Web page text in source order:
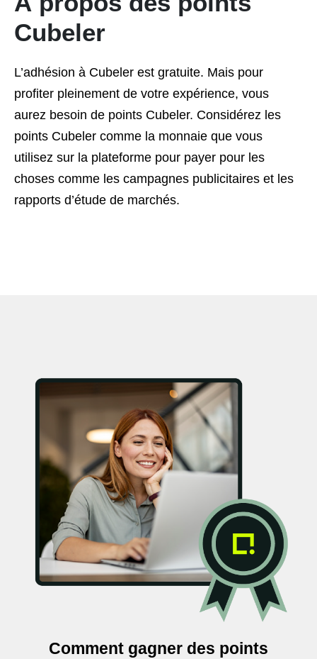
Cubeler
L’adhésion à Cubeler est gratuite. Mais pour
profiter pleinement de votre expérience, vous
aurez besoin de points Cubeler. Considérez les
points Cubeler comme la monnaie que vous
utilisez sur la plateforme pour payer pour les
choses comme les campagnes publicitaires et les
rapports d’étude de marchés.
Comment gagner des points